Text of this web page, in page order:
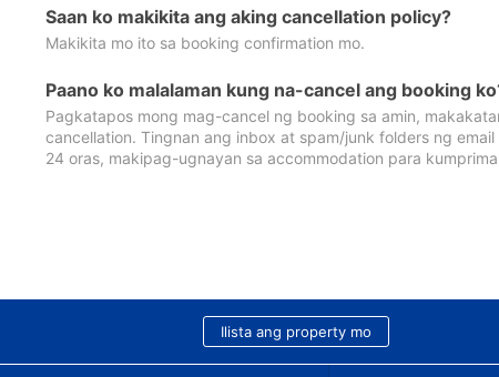
Saan ko makikita ang aking cancellation policy?
Makikita mo ito sa booking confirmation mo.
Paano ko malalaman kung na-cancel ang booking
Pagkatapos mong mag-cancel ng booking sa amin,
cancellation. Tingnan ang inbox at spam/junk folders ng
24 oras, makipag-ugnayan sa accommodation para
Ilista ang property mo